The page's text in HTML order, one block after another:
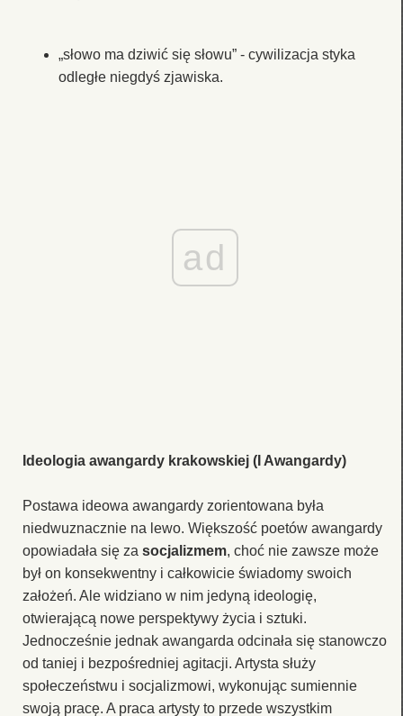
„słowo ma dziwić się słowu” - cywilizacja styka
odległe niegdyś zjawiska.
ad
Ideologia awangardy krakowskiej (I Awangardy)
Postawa ideowa awangardy zorientowana była
niedwuznacznie na lewo. Większość poetów awangardy
opowiadała się za socjalizmem, choć nie zawsze może
był on konsekwentny i całkowicie świadomy swoich
założeń. Ale widziano w nim jedyną ideologię,
otwierającą nowe perspektywy życia i sztuki.
Jednocześnie jednak awangarda odcinała się stanowczo
od taniej i bezpośredniej agitacji. Artysta służy
społeczeństwu i socjalizmowi, wykonując sumiennie
swoją pracę. A praca artysty to przede wszystkim